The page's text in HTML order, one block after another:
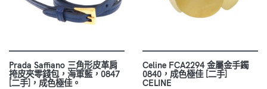
Prada Saffiano 三角形皮革肩
挎皮夾零錢包，海軍藍，0847
[二手]，成色極佳。
Celine FCA2294 金屬金手鐲
0840，成色極佳 [二手]
CELINE